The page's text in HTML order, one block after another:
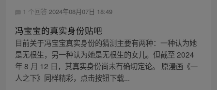
1 个回答 2024年08月07日 18:49
冯宝宝的真实身份贴吧
目前关于冯宝宝真实身份的猜测主要有两种：一种认为她
是无根生，另一种认为她是无根生的女儿。但截至 2024
年 8 月 12 日，其真实身份尚未有确切定论。 原漫画《一
人之下》同样精彩，点击按钮下载...